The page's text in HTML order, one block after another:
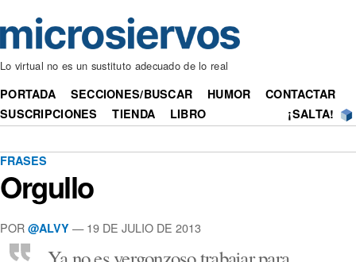
Lo virtual no es un sustituto adecuado de lo real
PORTADA SECCIONES/BUSCAR HUMOR
CONTACTAR
SUSCRIPCIONES
TIENDA LIBRO ¡SALTA!
FRASES
Orgullo
POR @ALVY — 19 DE JULIO DE 2013